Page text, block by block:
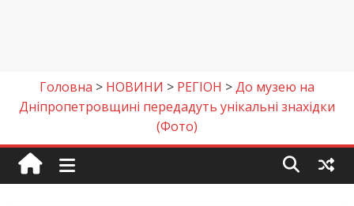
Головна > НОВИНИ > РЕГІОН >До музею на
Дніпропетровщині передадуть унікальні знахідки
(Фото)